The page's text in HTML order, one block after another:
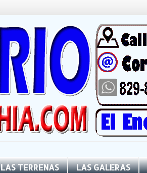
LAS TERRENAS LAS GALERAS